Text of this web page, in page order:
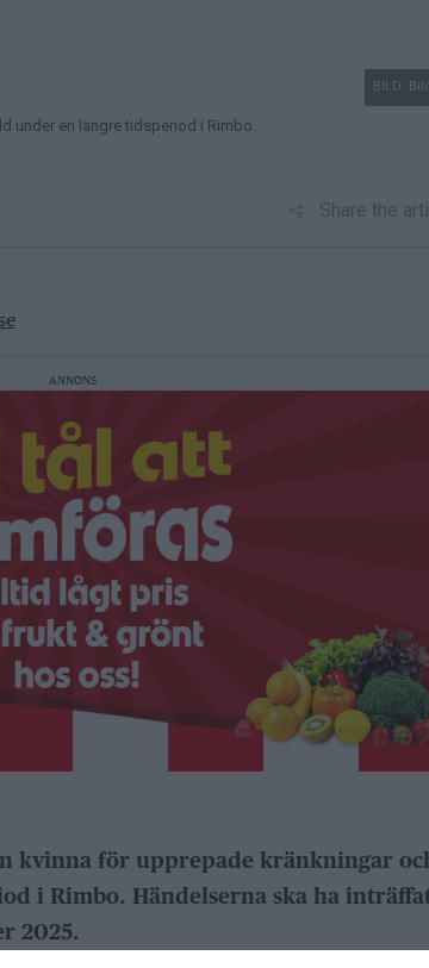
BILD:
under en längre tidsperiod i Rimbo.
Share the
ANNONS
kvinna för upprepade kränkningar
i Rimbo. Händelserna ska ha
2025.